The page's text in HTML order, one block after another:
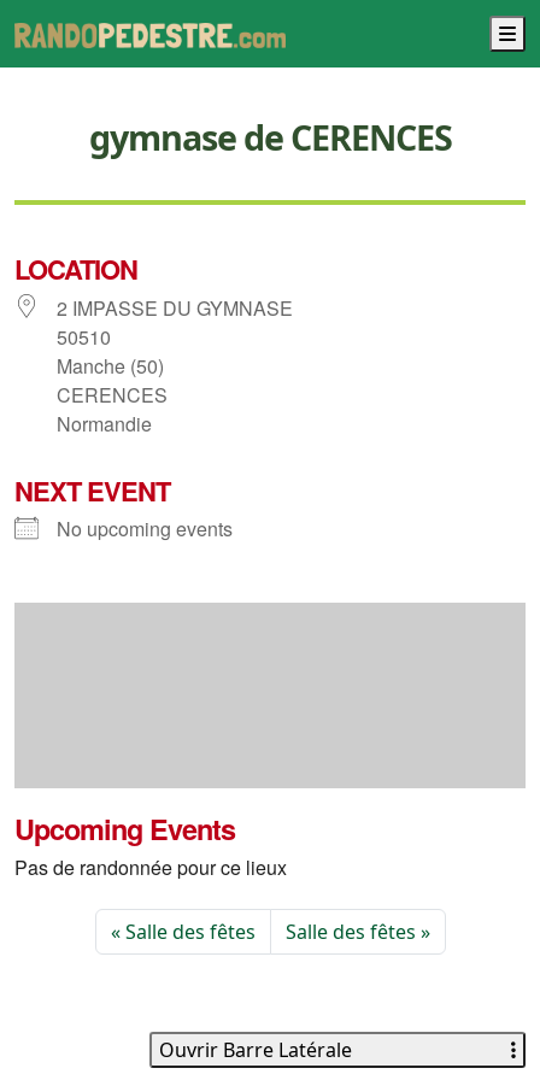
gymnase de CERENCES
LOCATION
2 IMPASSE DU GYMNASE
50510
Manche (50)
CERENCES
Normandie
NEXT EVENT
No upcoming events
Upcoming Events
Pas de randonnée pour ce lieux
Salle des fêtes Salle des fêtes
Ouvrir Barre Latérale